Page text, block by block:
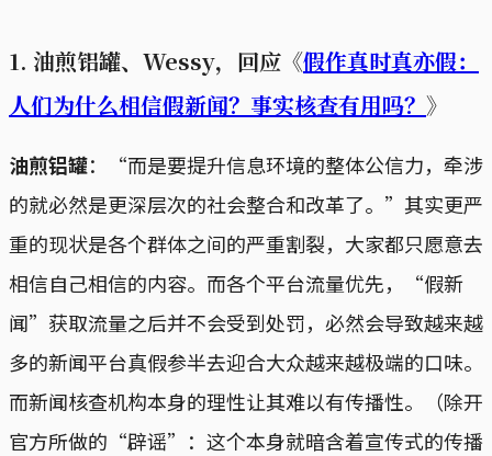
1. 油煎铝罐、Wessy，回应《假作真时真亦假：
人们为什么相信假新闻？事实核查有用吗？ 》
油煎铝罐：“而是要提升信息环境的整体公信力，牵涉
的就必然是更深层次的社会整合和改革了。”其实更严
重的现状是各个群体之间的严重割裂，大家都只愿意去
相信自己相信的内容。而各个平台流量优先，“假新
闻”获取流量之后并不会受到处罚，必然会导致越来越
多的新闻平台真假参半去迎合大众越来越极端的口味。
而新闻核查机构本身的理性让其难以有传播性。（除开
官方所做的“辟谣”：这个本身就暗含着宣传式的传播